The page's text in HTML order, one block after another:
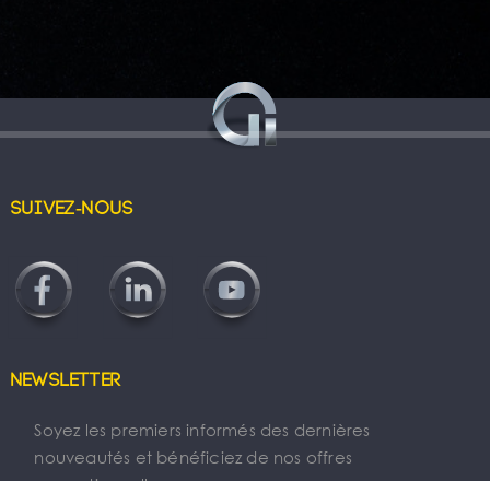
Suivez-nous
Newsletter
Soyez les premiers informés des dernières
nouveautés et bénéficiez de nos offres